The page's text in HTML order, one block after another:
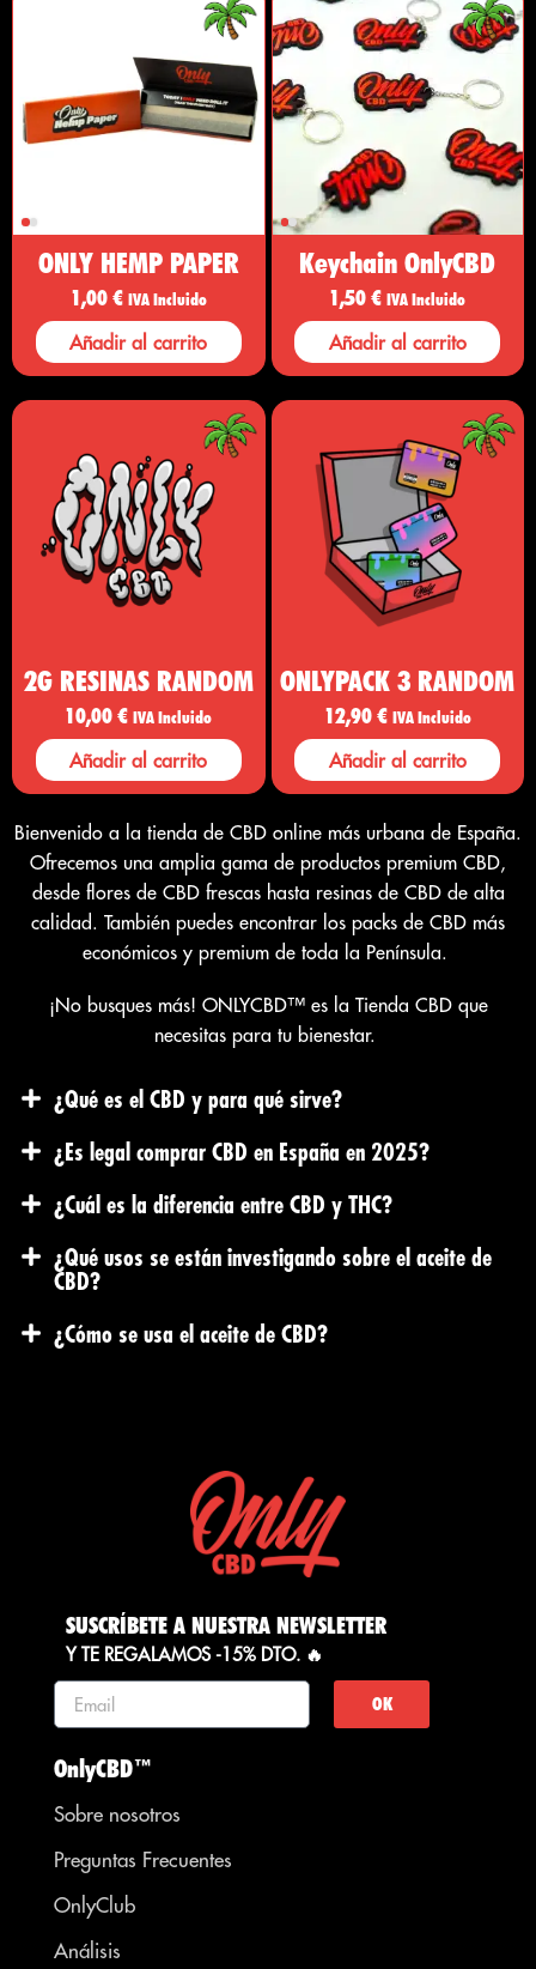
ONLY HEMP PAPER
1,00€ IVA Incluido
Añadir al carrito
Keychain OnlyCBD
1,50€ IVA Incluido
Añadir al carrito
2G RESINAS RANDOM
10,00€ IVA Incluido
Añadir al carrito
ONLYPACK 3 RANDOM
12,90€ IVA Incluido
Añadir al carrito
Bienvenido a la tienda de CBD online más urbana de España.
Ofrecemos una amplia gama de productos premium CBD,
desde flores de CBD frescas hasta resinas de CBD de alta
calidad. También puedes encontrar los packs de CBD más
económicos y premium de toda la Península.
¡No busques más! ONLYCBD™ es la Tienda CBDque
necesitas para tu bienestar.
¿Qué es el CBD y para qué sirve?
¿Es legal comprar CBD en España en 2025?
¿Cuál es la diferencia entre CBD y THC?
¿Qué usos se están investigando sobre el aceite de
CBD?
¿Cómo se usa el aceite de CBD?
SUSCRÍBETE A NUESTRA NEWSLETTER
Y TE REGALAMOS -15% DTO. 🔥
OK
OnlyCBD™
Sobre nosotros
Preguntas Frecuentes
OnlyClub
Análisis